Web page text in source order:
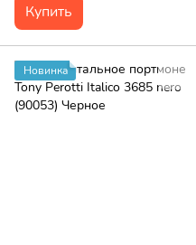
Купить
Новинка